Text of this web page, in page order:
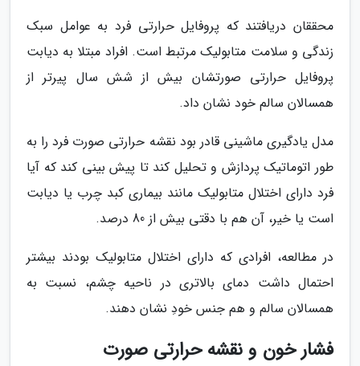
محققان دریافتند که پروفایل حرارتی فرد به عوامل سبک
زندگی و سلامت متابولیک مرتبط است. افراد مبتلا به دیابت
پروفایل حرارتی صورتشان بیش از شش سال پیرتر از
همسالان سالم خود نشان داد.
مدل یادگیری ماشینی قادر بود نقشه حرارتی صورت فرد را به
طور اتوماتیک پردازش و تحلیل کند تا پیش بینی کند که آیا
فرد دارای اختلال متابولیک مانند بیماری کبد چرب یا دیابت
است یا خیر، آن هم با دقتی بیش از 80 درصد.
در مطالعه، افرادی که دارای اختلال متابولیک بودند بیشتر
احتمال داشت دمای بالاتری در ناحیه چشم، نسبت به
همسالان سالم و هم جنس خودِ نشان دهند.
فشار خون و نقشه حرارتی صورت